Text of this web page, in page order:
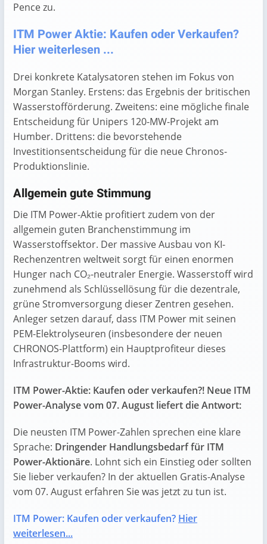
Pence zu.
ITM Power Aktie: Kaufen oder Verkaufen?
Hier weiterlesen ...
Drei konkrete Katalysatoren stehen im Fokus von
Morgan Stanley. Erstens: das Ergebnis der britischen
Wasserstofförderung. Zweitens: eine mögliche finale
Entscheidung für Unipers 120-MW-Projekt am
Humber. Drittens: die bevorstehende
Investitionsentscheidung für die neue Chronos-
Produktionslinie.
Allgemein gute Stimmung
Die ITM Power-Aktie profitiert zudem von der
allgemein guten Branchenstimmung im
Wasserstoffsektor. Der massive Ausbau von KI-
Rechenzentren weltweit sorgt für einen enormen
Hunger nach CO₂-neutraler Energie. Wasserstoff wird
zunehmend als Schlüssellösung für die dezentrale,
grüne Stromversorgung dieser Zentren gesehen.
Anleger setzen darauf, dass ITM Power mit seinen
PEM-Elektrolyseuren (insbesondere der neuen
CHRONOS-Plattform) ein Hauptprofiteur dieses
Infrastruktur-Booms wird.
ITM Power-Aktie: Kaufen oder verkaufen?! Neue ITM
Power-Analyse vom 07. August liefert die Antwort:
Die neusten ITM Power-Zahlen sprechen eine klare
Sprache: Dringender Handlungsbedarf für ITM
Power-Aktionäre. Lohnt sich ein Einstieg oder sollten
Sie lieber verkaufen? In der aktuellen Gratis-Analyse
vom 07. August erfahren Sie was jetzt zu tun ist.
ITM Power: Kaufen oder verkaufen? Hier
weiterlesen...